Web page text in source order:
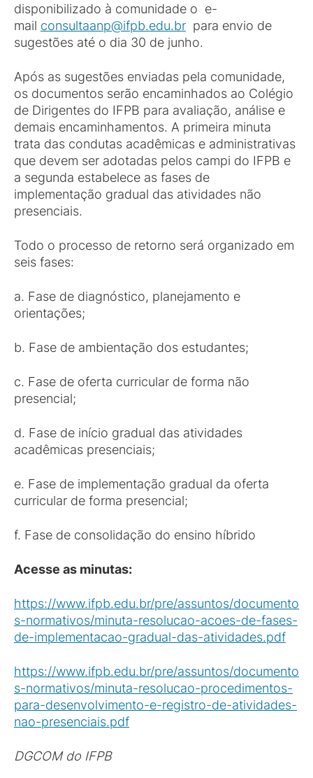
disponibilizado à comunidade o e-
mail consultaanp@ifpb.edu.br para envio de
sugestões até o dia 30 de junho.
Após as sugestões enviadas pela comunidade,
os documentos serão encaminhados ao Colégio
de Dirigentes do IFPB para avaliação, análise e
demais encaminhamentos. A primeira minuta
trata das condutas acadêmicas e administrativas
que devem ser adotadas pelos campi do IFPB e
a segunda estabelece as fases de
implementação gradual das atividades não
presenciais.
Todo o processo de retorno será organizado em
seis fases:
a. Fase de diagnóstico, planejamento e
orientações;
b. Fase de ambientação dos estudantes;
c. Fase de oferta curricular de forma não
presencial;
d. Fase de início gradual das atividades
acadêmicas presenciais;
e. Fase de implementação gradual da oferta
curricular de forma presencial;
f. Fase de consolidação do ensino híbrido
Acesse as minutas:
https://www.ifpb.edu.br/pre/assuntos/documento
s-normativos/minuta-resolucao-acoes-de-fases-
de-implementacao-gradual-das-atividades.pdf
https://www.ifpb.edu.br/pre/assuntos/documento
s-normativos/minuta-resolucao-procedimentos-
para-desenvolvimento-e-registro-de-atividades-
nao-presenciais.pdf
DGCOM do IFPB